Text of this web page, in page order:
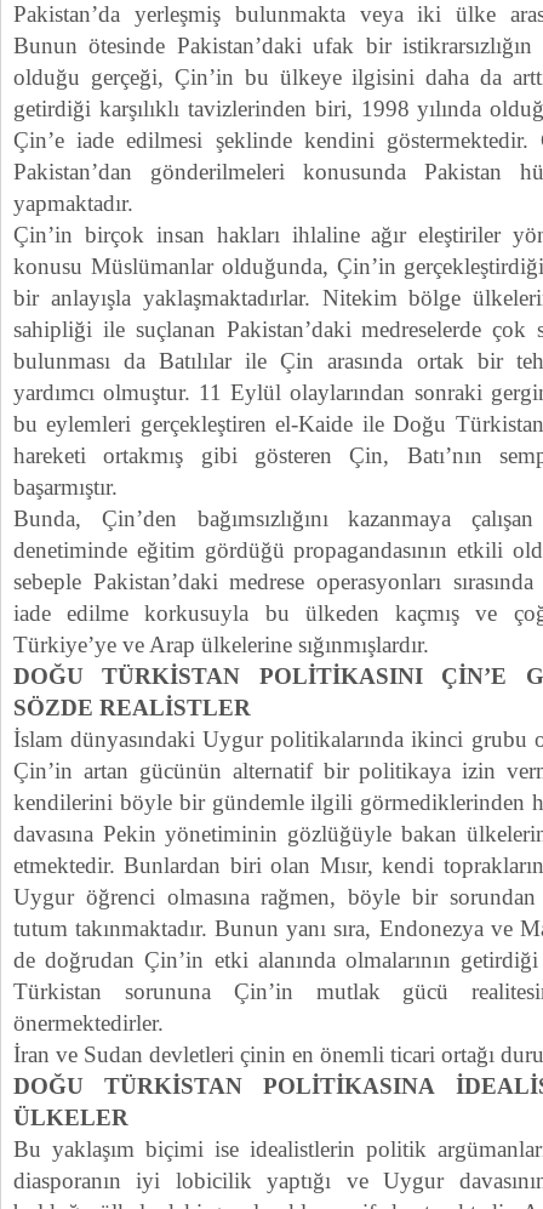
Pakistan’da yerleşmiş bulunmakta veya iki ülke
Bunun ötesinde Pakistan’daki ufak bir
olduğu gerçeği, Çin’in bu ülkeye ilgisini daha da
getirdiği karşılıklı tavizlerinden biri, 1998 yılında
Çin’e iade edilmesi şeklinde kendini
Pakistan’dan gönderilmeleri konusunda Pakistan
yapmaktadır.
Çin’in birçok insan hakları ihlaline ağır eleştiriler
konusu Müslümanlar olduğunda, Çin’in
bir anlayışla yaklaşmaktadırlar. Nitekim bölge
sahipliği ile suçlanan Pakistan’daki medreselerde çok
bulunması da Batılılar ile Çin arasında ortak bir
yardımcı olmuştur. 11 Eylül olaylarından sonraki
bu eylemleri gerçekleştiren el-Kaide ile Doğu
hareketi ortakmış gibi gösteren Çin, Batı’nın
başarmıştır.
Bunda, Çin’den bağımsızlığını kazanmaya
denetiminde eğitim gördüğü propagandasının etkili
sebeple Pakistan’daki medrese operasyonları
iade edilme korkusuyla bu ülkeden kaçmış ve
Türkiye’ye ve Arap ülkelerine sığınmışlardır.
DOĞU TÜRKİSTAN POLİTİKASINI ÇİN’E
SÖZDE REALİSTLER
İslam dünyasındaki Uygur politikalarında ikinci grubu
Çin’in artan gücünün alternatif bir politikaya izin
kendilerini böyle bir gündemle ilgili görmediklerinden
davasına Pekin yönetiminin gözlüğüyle bakan
etmektedir. Bunlardan biri olan Mısır, kendi
Uygur öğrenci olmasına rağmen, böyle bir
tutum takınmaktadır. Bunun yanı sıra, Endonezya ve
de doğrudan Çin’in etki alanında olmalarının
Türkistan sorununa Çin’in mutlak gücü
önermektedirler.
İran ve Sudan devletleri çinin en önemli ticari ortağı
DOĞU TÜRKİSTAN POLİTİKASINA
ÜLKELER
Bu yaklaşım biçimi ise idealistlerin politik
diasporanın iyi lobicilik yaptığı ve Uygur